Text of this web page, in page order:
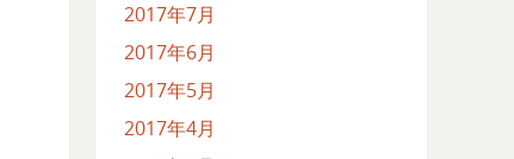
2017年7月
2017年6月
2017年5月
2017年4月